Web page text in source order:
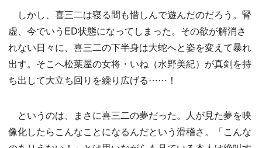
しかし、喜三二は寝る間も惜しんで遊んだのだろう。腎
虚、今でいうED状態になってしまった。その欲が解消さ
れない日々に、喜三二の下半身は大蛇へと姿を変えて暴れ
出す。そこへ松葉屋の女将・いね（水野美紀）が真剣を持
ち出して大立ち回りを繰り広げる⋯⋯！
というのは、まさに喜三二の夢だった。人が見た夢を映
像化したらこんなことになるんだという滑稽さ。「こんな